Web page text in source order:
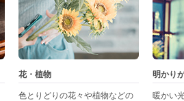
花・植物
色とりどりの花々や植物などの
明かり
暖かい